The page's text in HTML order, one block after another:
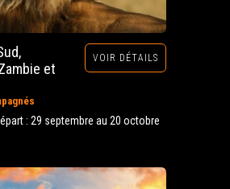
et
VOIR DÉTAILS
: 29 septembre au 20 octobre